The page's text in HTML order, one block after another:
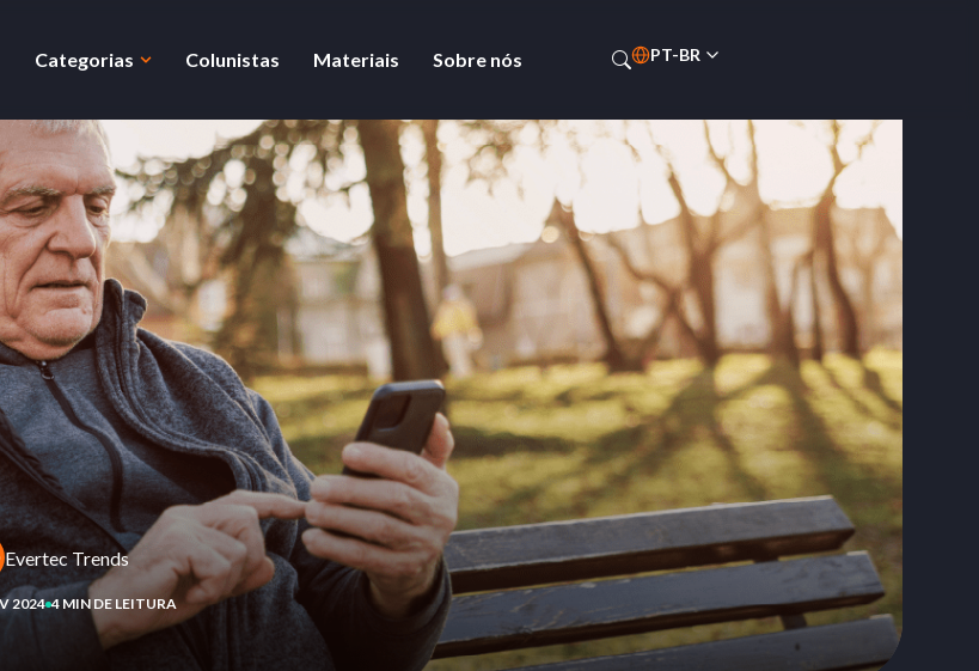
Categorias Colunistas Materiais Sobre nós PT-BR
Evertec Trends
2024 4 MIN DE LEITURA